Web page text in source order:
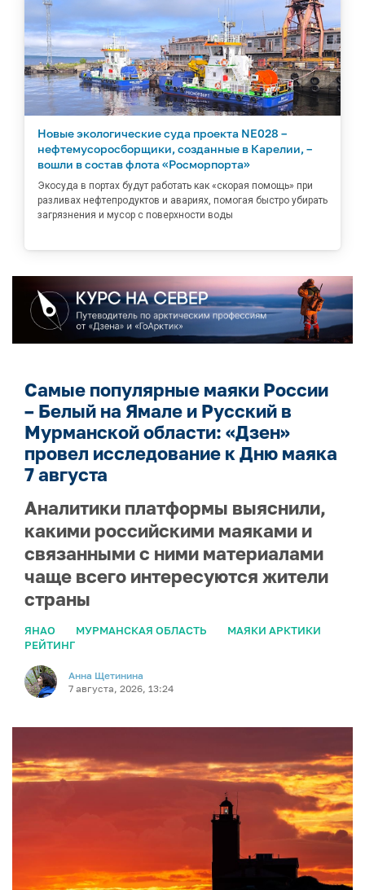
Новые экологические суда проекта NE028 –
нефтемусоросборщики, созданные в Карелии, –
вошли в состав флота «Росморпорта»
Экосуда в портах будут работать как «скорая помощь» при
разливах нефтепродуктов и авариях, помогая быстро убирать
загрязнения и мусор с поверхности воды
Самые популярные маяки России
– Белый на Ямале и Русский в
Мурманской области: «Дзен»
провел исследование к Дню маяка
7 августа
Аналитики платформы выяснили,
какими российскими маяками и
связанными с ними материалами
чаще всего интересуются жители
страны
ЯНАО МУРМАНСКАЯ ОБЛАСТЬ
МАЯКИ АРКТИКИ
РЕЙТИНГ
Анна Щетинина
7 августа, 2026, 13:24